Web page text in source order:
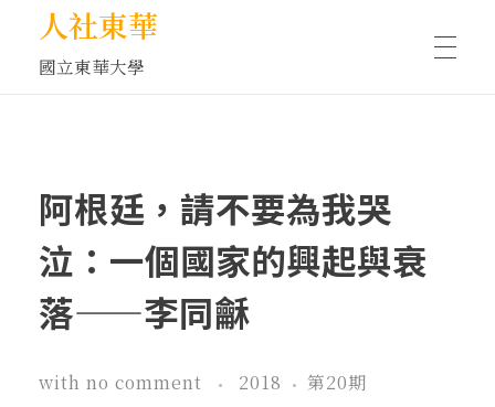
人社東華
國立東華大學
藝文空間
文化沙龍
阿根廷，請不要為我哭
泣：一個國家的興起與衰
落——李同龢
with no comment 2018 第20期